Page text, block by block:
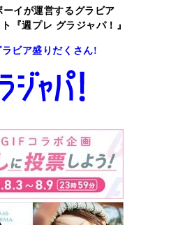
ーイが運営するグラビア
『週プレ グラジャパ！』
ビア盛りだくさん!